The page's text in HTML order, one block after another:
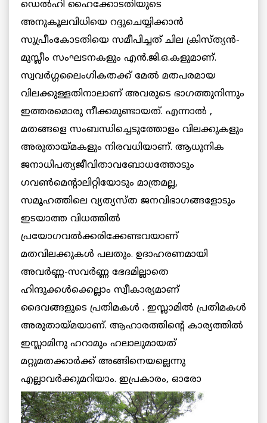
ഡെല്‍ഹി ഹൈക്കോടതിയുടെ
അനുകൂലവിധിയെ റദ്ദുചെയ്യിക്കാന്‍
സുപ്രീംകോടതിയെ സമീപിച്ചത് ചില ക്രിസ്ത്യന്‍-
മുസ്ലീം സംഘടനകളും എന്‍.ജി.ഒ.കളുമാണ്.
സ്വവര്‍ഗ്ഗലൈംഗികതക്ക് മേല്‍ മതപരമായ
വിലക്കുള്ളതിനാലാണ് അവരുടെ ഭാഗത്തുനിന്നും
ഇത്തരമൊരു നീക്കമുണ്ടായത്. എന്നാല്‍ ,
മതങ്ങളെ സംബന്ധിച്ചെടുത്തോളം വിലക്കുകളും
അരുതായ്മകളും നിരവധിയാണ്. ആധുനിക
ജനാധിപത്യജീവിതാവബോധത്തോടും
ഗവണ്‍മെന്റാലിറ്റിയോടും മാത്രമല്ല,
സമൂഹത്തിലെ വ്യത്യസ്ത ജനവിഭാഗങ്ങളോടും
ഇടയാത്ത വിധത്തില്‍
പ്രയോഗവല്‍ക്കരിക്കേണ്ടവയാണ്
മതവിലക്കുകള്‍ പലതും. ഉദാഹരണമായി
അവര്‍ണ്ണ-സവര്‍ണ്ണ ഭേദമില്ലാതെ
ഹിന്ദുക്കള്‍ക്കെല്ലാം സ്വീകാര്യമാണ്
ദൈവങ്ങളുടെ പ്രതിമകള്‍ . ഇസ്ലാമില്‍ പ്രതിമകള്‍
അരുതായ്മയാണ്. ആഹാരത്തിന്റെ കാര്യത്തില്‍
ഇസ്ലാമിനു ഹറാമും ഹലാലുമായത്
മറ്റുമതക്കാര്‍ക്ക് അങ്ങിനെയല്ലെന്നു
എല്ലാവര്‍ക്കുമറിയാം. ഇപ്രകാരം, ഓരോ